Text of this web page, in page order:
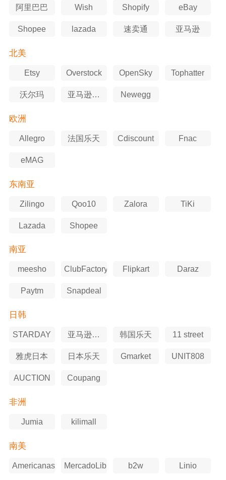
阿里巴巴 Wish Shopify eBay
Shopee lazada 速卖通 亚马逊
北美
Etsy Overstock OpenSky Tophatter
沃尔玛
亚马逊美
Newegg
欧洲
Allegro 法国乐天 Cdiscount Fnac
eMAG
东南亚
Zilingo Qoo10 Zalora TiKi
Lazada Shopee
南亚
meesho ClubFactory Flipkart Daraz
Paytm Snapdeal
日韩
STARDAY
亚马逊日
本站
韩国乐天 11 street
雅虎日本 日本乐天 Gmarket UNIT808
AUCTION Coupang
非洲
Jumia kilimall
南美
Americanas MercadoLibre b2w Linio